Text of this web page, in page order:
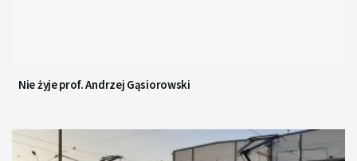
Nie żyje prof. Andrzej Gąsiorowski